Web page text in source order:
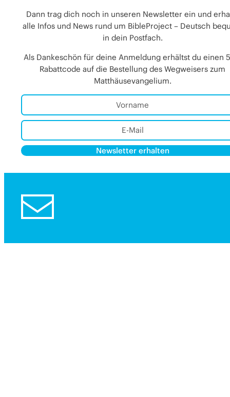
Dann trag dich noch in unseren Newsletter ein und
alle Infos und News rund um BibleProject – Deutsch
in dein Postfach.
Als Dankeschön für deine Anmeldung erhältst du einen
Rabattcode auf die Bestellung des Wegweisers zum
Matthäusevangelium.
Newsletter erhalten